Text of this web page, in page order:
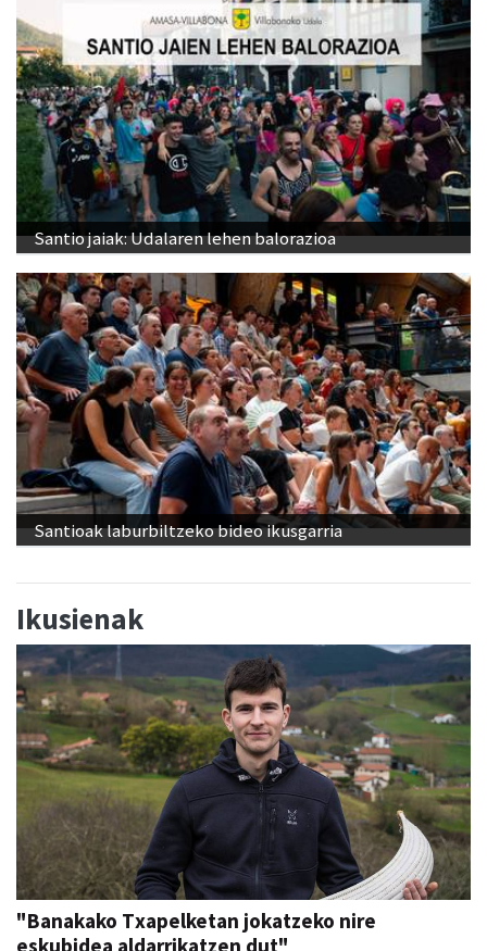
Santio jaiak: Udalaren lehen balorazioa
Santioak laburbiltzeko bideo ikusgarria
Ikusienak
"Banakako Txapelketan jokatzeko nire
eskubidea aldarrikatzen dut"